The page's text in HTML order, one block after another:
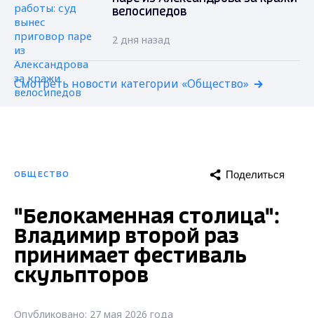
велосипедов
2 дня назад
Смотреть новости категории «Общество»
ОБЩЕСТВО Поделиться
"Белокаменная столица":
Владимир второй раз
принимает фестиваль
скульпторов
Опубликовано: 27 мая 2026 года